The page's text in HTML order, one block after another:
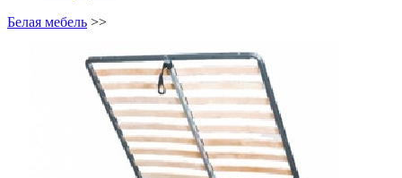
Белая мебель >>